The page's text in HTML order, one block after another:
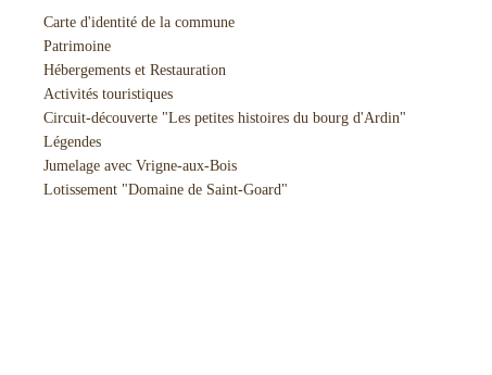
Carte d'identité de la commune
Patrimoine
Hébergements et Restauration
Activités touristiques
Circuit-découverte "Les petites histoires du bourg d'Ardin"
Légendes
Jumelage avec Vrigne-aux-Bois
Lotissement "Domaine de Saint-Goard"